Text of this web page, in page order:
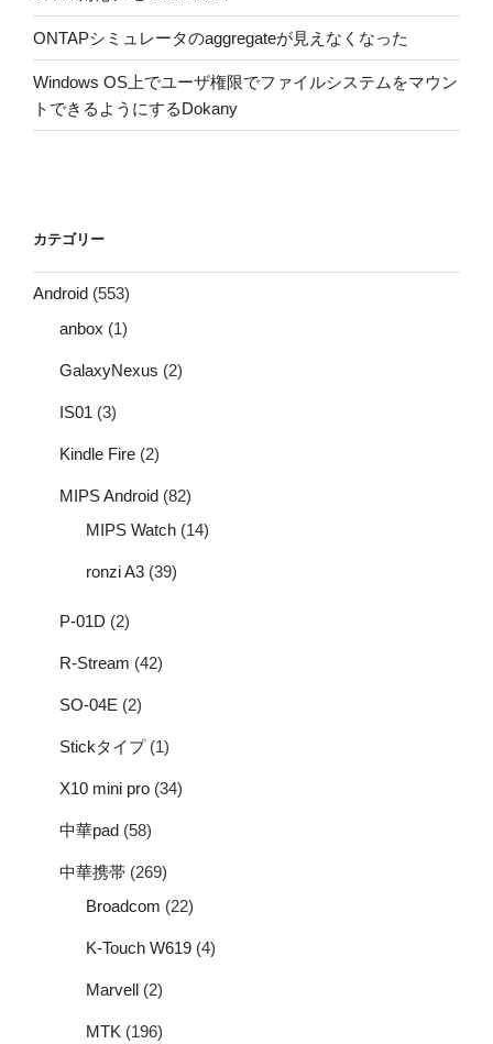
ONTAPシミュレータのaggregateが見えなくなった
Windows OS上でユーザ権限でファイルシステムをマウン
トできるようにするDokany
カテゴリー
Android (553)
anbox (1)
GalaxyNexus (2)
IS01 (3)
Kindle Fire (2)
MIPS Android (82)
MIPS Watch (14)
ronzi A3 (39)
P-01D (2)
R-Stream (42)
SO-04E (2)
Stickタイプ(1)
X10 mini pro (34)
中華pad (58)
中華携帯 (269)
Broadcom (22)
K-Touch W619 (4)
Marvell (2)
MTK (196)